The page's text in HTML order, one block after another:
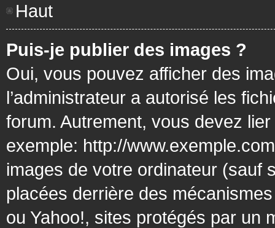
Haut
Puis-je publier des images ?
Oui, vous pouvez afficher des
l’administrateur a autorisé les
forum. Autrement, vous devez
exemple: http://
images de votre ordinateur (sauf
placées derrière des
ou Yahoo!, sites protégés par un